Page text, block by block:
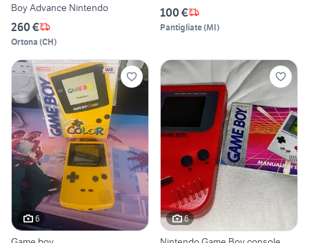
Boy Advance Nintendo
260 €
Ortona (CH)
100 €
Pantigliate(MI)
6 6